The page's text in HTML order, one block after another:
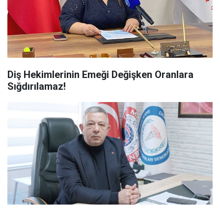
Diş Hekimlerinin Emeği Değişken Oranlara
Sığdırılamaz!